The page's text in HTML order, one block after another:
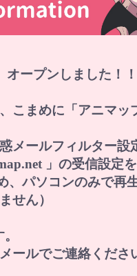
ープンしました！！
こまめに「アニマッ
メールフィルター設
」の受信設定を
パソコンのみで再
せん）
ールでご連絡くださ